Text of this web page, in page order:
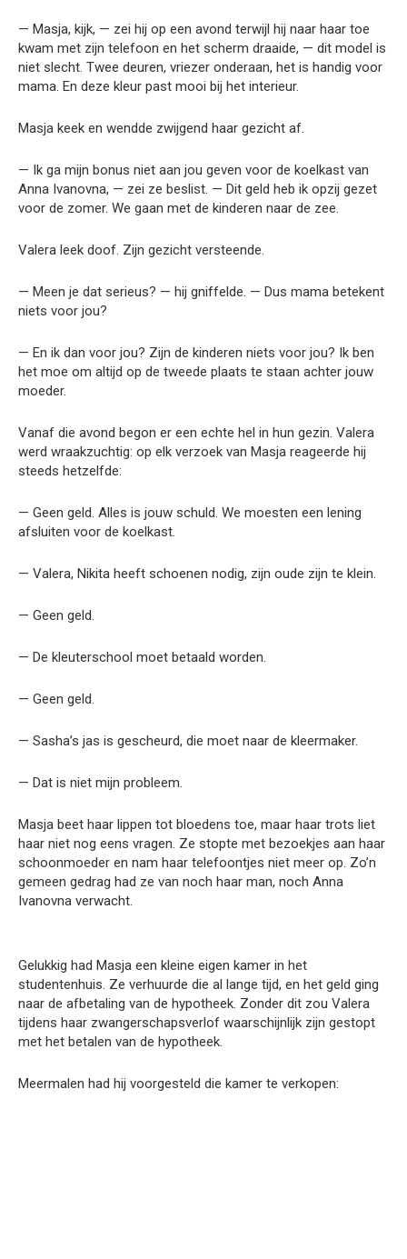
— Masja, kijk, — zei hij op een avond terwijl hij naar haar toe
kwam met zijn telefoon en het scherm draaide, — dit model is
niet slecht. Twee deuren, vriezer onderaan, het is handig voor
mama. En deze kleur past mooi bij het interieur.
Masja keek en wendde zwijgend haar gezicht af.
— Ik ga mijn bonus niet aan jou geven voor de koelkast van
Anna Ivanovna, — zei ze beslist. — Dit geld heb ik opzij gezet
voor de zomer. We gaan met de kinderen naar de zee.
Valera leek doof. Zijn gezicht versteende.
— Meen je dat serieus? — hij gniffelde. — Dus mama betekent
niets voor jou?
— En ik dan voor jou? Zijn de kinderen niets voor jou? Ik ben
het moe om altijd op de tweede plaats te staan achter jouw
moeder.
Vanaf die avond begon er een echte hel in hun gezin. Valera
werd wraakzuchtig: op elk verzoek van Masja reageerde hij
steeds hetzelfde:
— Geen geld. Alles is jouw schuld. We moesten een lening
afsluiten voor de koelkast.
— Valera, Nikita heeft schoenen nodig, zijn oude zijn te klein.
— Geen geld.
— De kleuterschool moet betaald worden.
— Geen geld.
— Sasha’s jas is gescheurd, die moet naar de kleermaker.
— Dat is niet mijn probleem.
Masja beet haar lippen tot bloedens toe, maar haar trots liet
haar niet nog eens vragen. Ze stopte met bezoekjes aan haar
schoonmoeder en nam haar telefoontjes niet meer op. Zo’n
gemeen gedrag had ze van noch haar man, noch Anna
Ivanovna verwacht.
Gelukkig had Masja een kleine eigen kamer in het
studentenhuis. Ze verhuurde die al lange tijd, en het geld ging
naar de afbetaling van de hypotheek. Zonder dit zou Valera
tijdens haar zwangerschapsverlof waarschijnlijk zijn gestopt
met het betalen van de hypotheek.
Meermalen had hij voorgesteld die kamer te verkopen: